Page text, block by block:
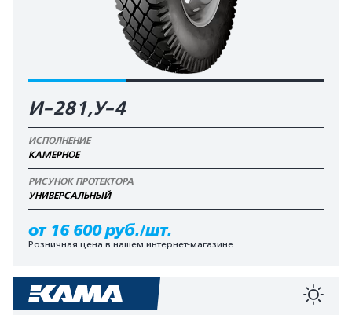
И-281,У-4
ИСПОЛНЕНИЕ
КАМЕРНОЕ
РИСУНОК ПРОТЕКТОРА
УНИВЕРСАЛЬНЫЙ
от 16 600 руб./шт.
Розничная цена в нашем интернет-магазине